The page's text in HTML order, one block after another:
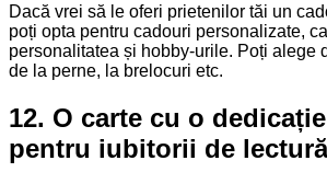
Dacă vrei să le oferi prietenilor tăi un
poți opta pentru cadouri personalizate,
personalitatea și hobby-urile. Poți alege
de la perne, la brelocuri etc.
12. O carte cu o
pentru iubitorii de lectură